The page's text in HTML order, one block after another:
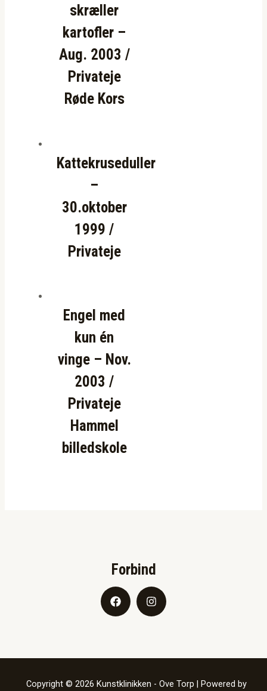
skræller
kartofler –
Aug. 2003 /
Privateje
Røde Kors
Kattekruseduller
–
30.oktober
1999 /
Privateje
Engel med
kun én
vinge – Nov.
2003 /
Privateje
Hammel
billedskole
Forbind
Copyright © 2026 Kunstklinikken - Ove Torp | Powered by